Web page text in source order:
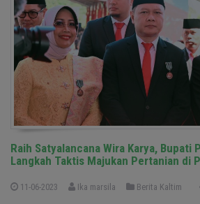
Raih Satyalancana Wira Karya, Bupati
Langkah Taktis Majukan Pertanian di
11-06-2023 Ika marsila Berita Kaltim